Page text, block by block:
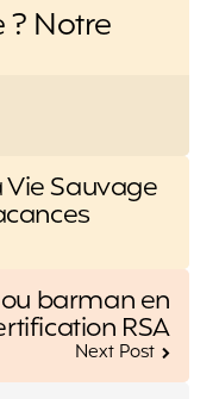
? Notre
Vie Sauvage
barman en
RSA
Next Post